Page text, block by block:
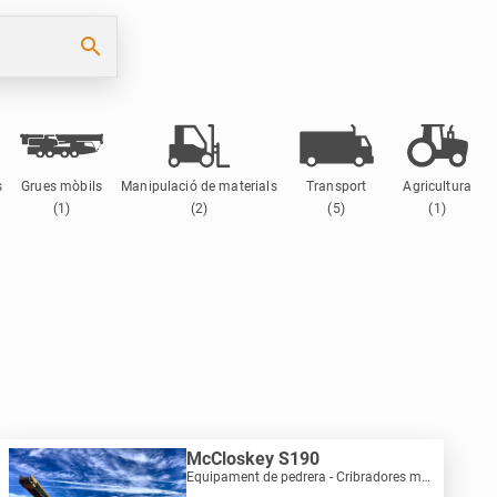
search
Grues mòbils
(1)
Manipulació de materials
(2)
Transport
(5)
Agricultura
(1)
McCloskey S190
Equipament de pedrera - Cribradores mòbils | M869-2483